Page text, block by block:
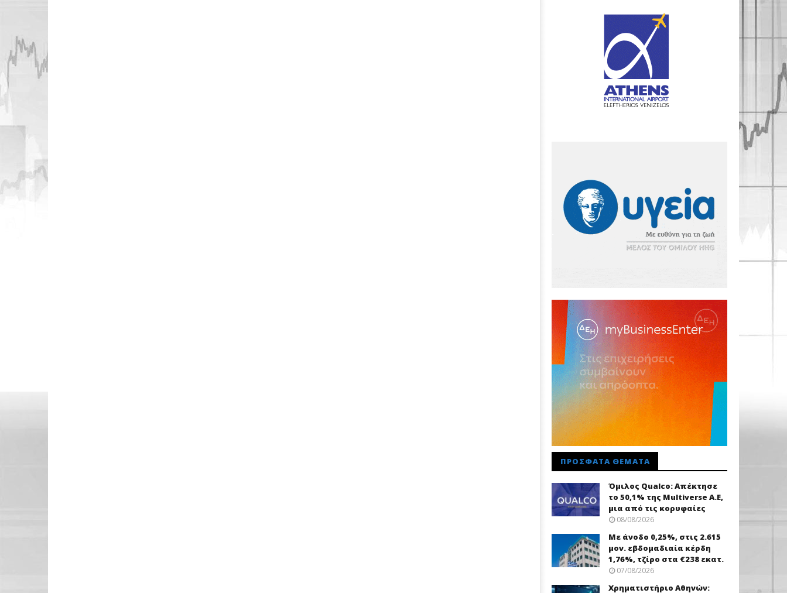
ΠΡΌΣΦΑΤΑ ΘΈΜΑΤΑ
Όμιλος Qualco: Απέκτησε
το 50,1% της Multiverse A.E,
μια από τις κορυφαίες
08/08/2026
Με άνοδο 0,25%, στις 2.615
μον. εβδομαδιαία κέρδη
1,76%, τζίρο στα €238 εκατ.
07/08/2026
Χρηματιστήριο Αθηνών: